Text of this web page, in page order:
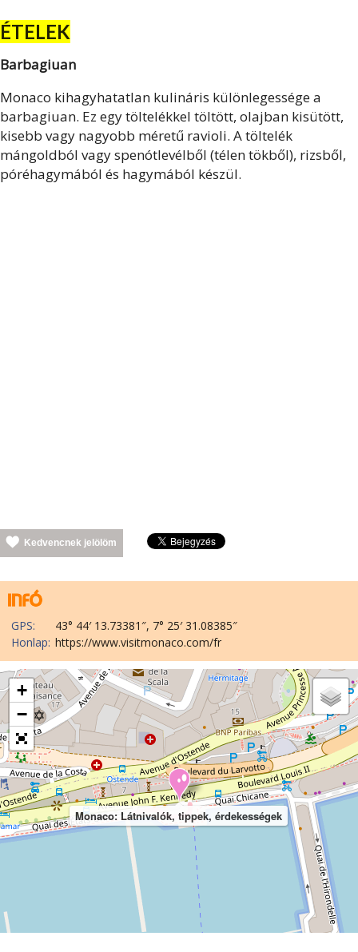
ÉTELEK
Barbagiuan
Monaco kihagyhatatlan kulináris különlegessége a
barbagiuan. Ez egy töltelékkel töltött, olajban kisütött,
kisebb vagy nagyobb méretű ravioli. A töltelék
mángoldból vagy spenótlevélből (télen tökből), rizsből,
póréhagymából és hagymából készül.
Kedvencnek jelölöm
GPS:
43° 44′ 13.73381″, 7° 25′ 31.08385″
Honlap: https://www.visitmonaco.com/fr
Monaco: Látnivalók, tippek, érdekességek
+
−